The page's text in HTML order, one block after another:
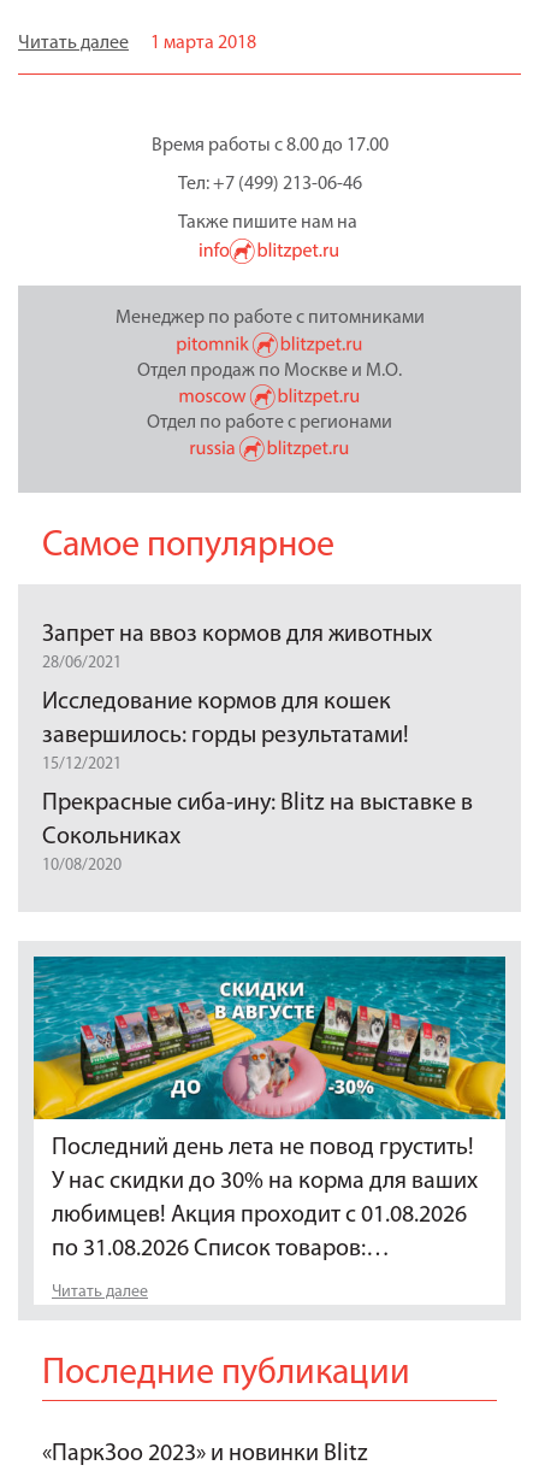
Читать далее 1 марта 2018
Время работы с 8.00 до 17.00
Тел: +7 (499) 213-06-46
Также пишите нам на
Менеджер по работе с питомниками
Отдел продаж по Москве и М.О.
Отдел по работе с регионами
Самое популярное
Запрет на ввоз кормов для животных
28/06/2021
Исследование кормов для кошек
завершилось: горды результатами!
15/12/2021
Прекрасные сиба-ину: Blitz на выставке в
Сокольниках
10/08/2020
Последний день лета не повод грустить!
У нас скидки до 30% на корма для ваших
любимцев! Акция проходит с 01.08.2026
по 31.08.2026 Список товаров:…
Читать далее
Последние публикации
«ПаркЗоо 2023» и новинки Blitz